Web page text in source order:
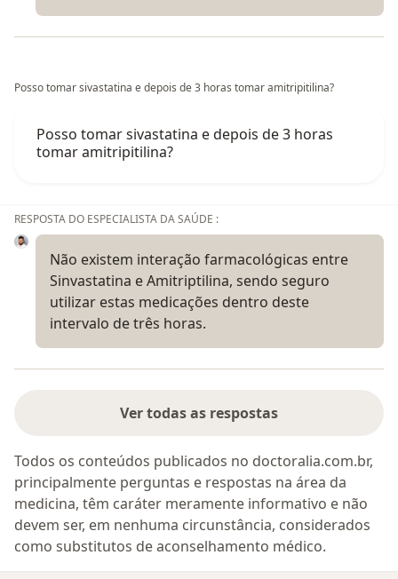
Posso tomar sivastatina e depois de 3 horas tomar amitripitilina?
Posso tomar sivastatina e depois de 3 horas
tomar amitripitilina?
RESPOSTA DO ESPECIALISTA DA SAÚDE :
Não existem interação farmacológicas entre
Sinvastatina e Amitriptilina, sendo seguro
utilizar estas medicações dentro deste
intervalo de três horas.
Ver todas as respostas
Todos os conteúdos publicados no doctoralia.com.br,
principalmente perguntas e respostas na área da
medicina, têm caráter meramente informativo e não
devem ser, em nenhuma circunstância, considerados
como substitutos de aconselhamento médico.